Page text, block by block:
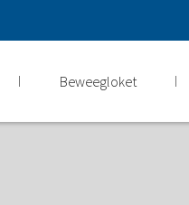
Beweegloket